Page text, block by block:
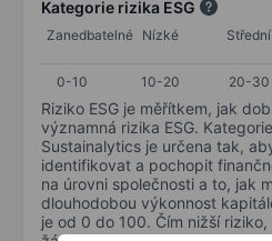
Kategorie rizika ESG
Zanedbatelné Nízké Střední
0-10
10-20 20-30
Riziko ESG je měřítkem, jak
významná rizika ESG.
Sustainalytics je určena tak,
identifikovat a pochopit
na úrovni společnosti a to, jak
dlouhodobou výkonnost
je od 0 do 100. Čím nižší